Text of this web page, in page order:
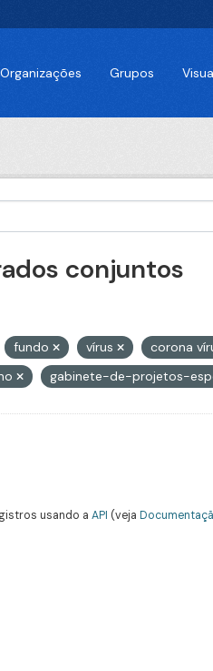
Organizações Grupos
conjuntos
fundo vírus corona
gabinete-de-projetos-
usando a API (veja